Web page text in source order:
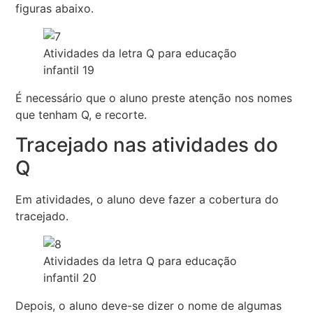
figuras abaixo.
Atividades da letra Q para educação
infantil 19
É necessário que o aluno preste atenção nos nomes
que tenham Q, e recorte.
Tracejado nas atividades do
Q
Em atividades, o aluno deve fazer a cobertura do
tracejado.
Atividades da letra Q para educação
infantil 20
Depois, o aluno deve-se dizer o nome de algumas